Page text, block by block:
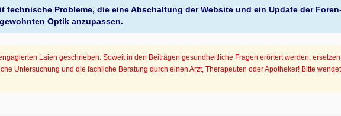
technische Probleme, die eine Abschaltung der Website und ein Update der
Optik anzupassen.
Laien geschrieben. Soweit in den Beiträgen gesundheitliche Fragen erörtert werden,
Untersuchung und die fachliche Beratung durch einen Arzt, Therapeuten oder Apotheker! Bitte